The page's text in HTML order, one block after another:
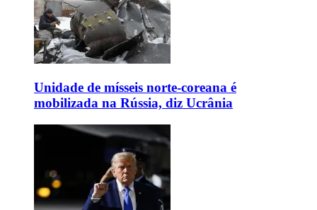
Unidade de mísseis norte-coreana é
mobilizada na Rússia, diz Ucrânia